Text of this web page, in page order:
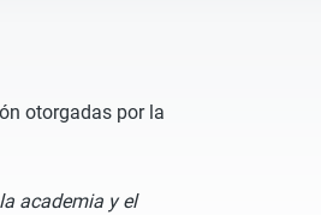
otorgadas por la
academia y el